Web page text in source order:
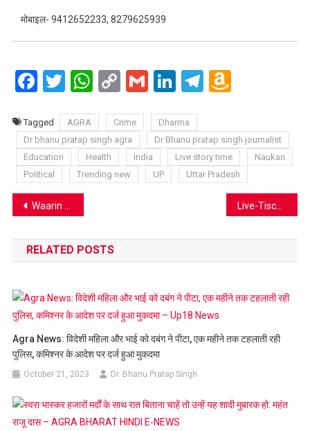
मोबाइल- 9412652233, 8279625939
Facebook
Twitter
WhatsApp
CopyGmailLinkedIn
Telegram
Amazon
List
Tagged AGRA Crime
Dharma
Dr bhanu pratap singh agra
Dr Bhanu pratap singh journalist
Education
Health India Live story time
Naukari
Political
Trending new UP Uttar Pradesh
Post
navigation
Waarin Echtgeld Plezier Beveiligd Gamen Samenkomt in Nederland bij Supraplay Casino
RELATED POSTS
Agra News: विदेशी महिला और भाई को दबंग ने पीटा, एक महीने तक टहलाती रही
पुलिस, कमिश्नर के आदेश पर दर्ज हुआ मुकदमा
October 21, 2023 Dr. Bhanu Pratap Singh